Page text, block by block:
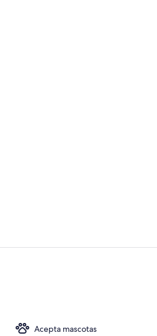
Acepta mascotas